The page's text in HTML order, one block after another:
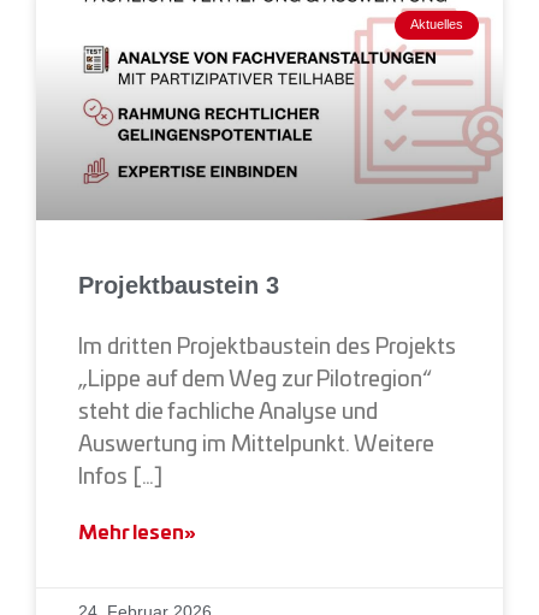
Aktuelles
Projektbaustein 3
Im dritten Projektbaustein des Projekts
„Lippe auf dem Weg zur Pilotregion“
steht die fachliche Analyse und
Auswertung im Mittelpunkt. Weitere
Infos […]
Mehr lesen»
24. Februar 2026